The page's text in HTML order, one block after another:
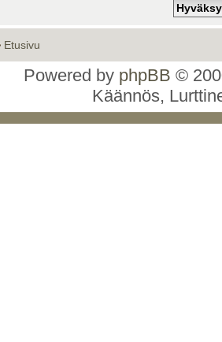
Etusivu
Powered by phpBB ©
Käännös,